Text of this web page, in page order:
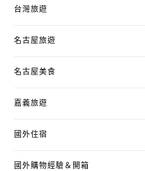
台灣旅遊
名古屋旅遊
名古屋美食
嘉義旅遊
國外住宿
國外購物經驗＆開箱